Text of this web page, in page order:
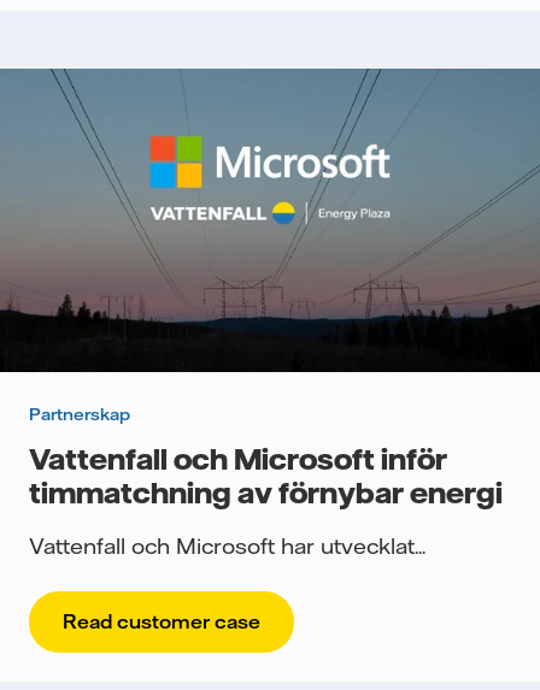
Partnerskap
Vattenfall och Microsoft inför
timmatchning av förnybar energi
Vattenfall och Microsoft har utvecklat...
Read customer case